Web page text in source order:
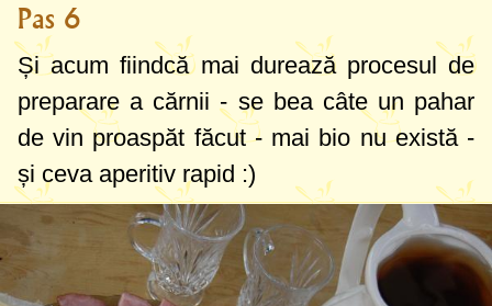
Pas 6
Și acum fiindcă mai durează procesul de
preparare a cărnii - se bea câte un pahar
de vin proaspăt făcut - mai bio nu există -
și ceva aperitiv rapid :)